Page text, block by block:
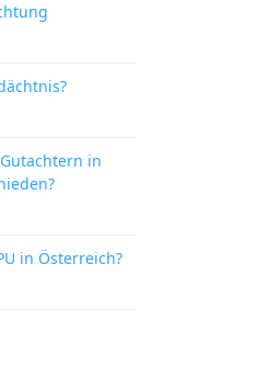
in
in Österreich?